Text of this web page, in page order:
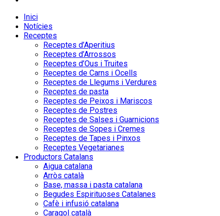
Inici
Notícies
Receptes
Receptes d’Aperitius
Receptes d’Arrossos
Receptes d’Ous i Truites
Receptes de Carns i Ocells
Receptes de Llegums i Verdures
Receptes de pasta
Receptes de Peixos i Mariscos
Receptes de Postres
Receptes de Salses i Guarnicions
Receptes de Sopes i Cremes
Receptes de Tapes i Pinxos
Receptes Vegetarianes
Productors Catalans
Aigua catalana
Arròs català
Base, massa i pasta catalana
Begudes Espirituoses Catalanes
Cafè i infusió catalana
Caragol català